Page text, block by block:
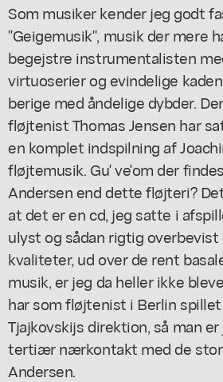
Som musiker kender jeg godt
"Geigemusik", musik der mere
begejstre instrumentalisten
virtuoserier og evindelige
berige med åndelige dybder.
fløjtenist Thomas Jensen har
en komplet indspilning af
fløjtemusik. Gu' ve'om der
Andersen end dette fløjteri?
at det er en cd, jeg satte i
ulyst og sådan rigtig
kvaliteter, ud over de rent
musik, er jeg da heller ikke
har som fløjtenist i Berlin
Tjajkovskijs direktion, så man
tertiær nærkontakt med de
Andersen.